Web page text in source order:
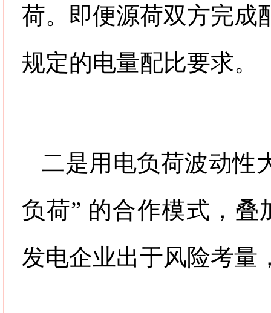
荷。即便源荷双方完成
规定的电量配比要求。
二是用电负荷波动性
负荷” 的合作模式，叠
发电企业出于风险考量